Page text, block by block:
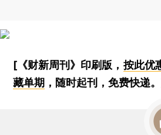
[《财新周刊》印刷版， 按此优
藏单期 ，随时起刊，免费快递